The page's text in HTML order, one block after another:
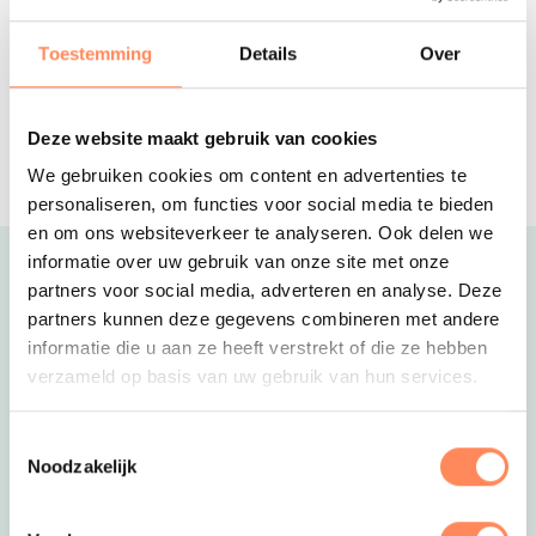
Toestemming Details Over
Deze website maakt gebruik van cookies
We gebruiken cookies om content en advertenties te
personaliseren, om functies voor social media te bieden
en om ons websiteverkeer te analyseren. Ook delen we
informatie over uw gebruik van onze site met onze
partners voor social media, adverteren en analyse. Deze
partners kunnen deze gegevens combineren met andere
informatie die u aan ze heeft verstrekt of die ze hebben
verzameld op basis van uw gebruik van hun services.
Noodzakelijk
Een fijne familiecamping aan het
speeltuin en ponyranch.
doe je bij deze jachthaven in Almere!
Uitgelicht